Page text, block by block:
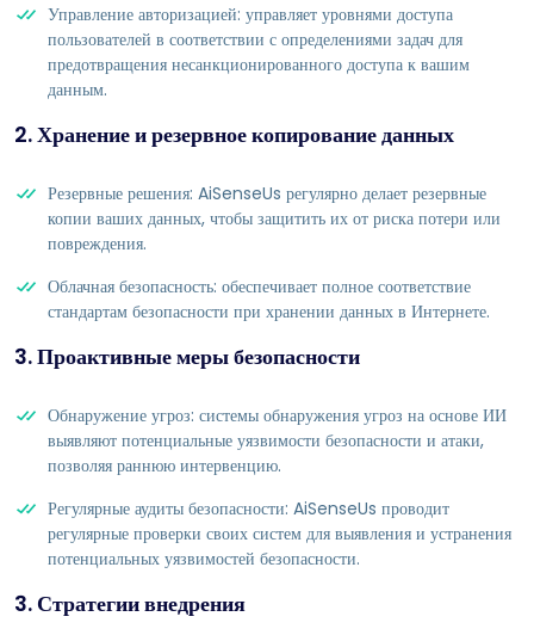
Управление авторизацией: управляет уровнями доступа
пользователей в соответствии с определениями задач для
предотвращения несанкционированного доступа к вашим
данным.
2. Хранение и резервное копирование данных
Резервные решения: AiSenseUs регулярно делает резервные
копии ваших данных, чтобы защитить их от риска потери или
повреждения.
Облачная безопасность: обеспечивает полное соответствие
стандартам безопасности при хранении данных в Интернете.
3. Проактивные меры безопасности
Обнаружение угроз: системы обнаружения угроз на основе ИИ
выявляют потенциальные уязвимости безопасности и атаки,
позволяя раннюю интервенцию.
Регулярные аудиты безопасности: AiSenseUs проводит
регулярные проверки своих систем для выявления и устранения
потенциальных уязвимостей безопасности.
3. Стратегии внедрения